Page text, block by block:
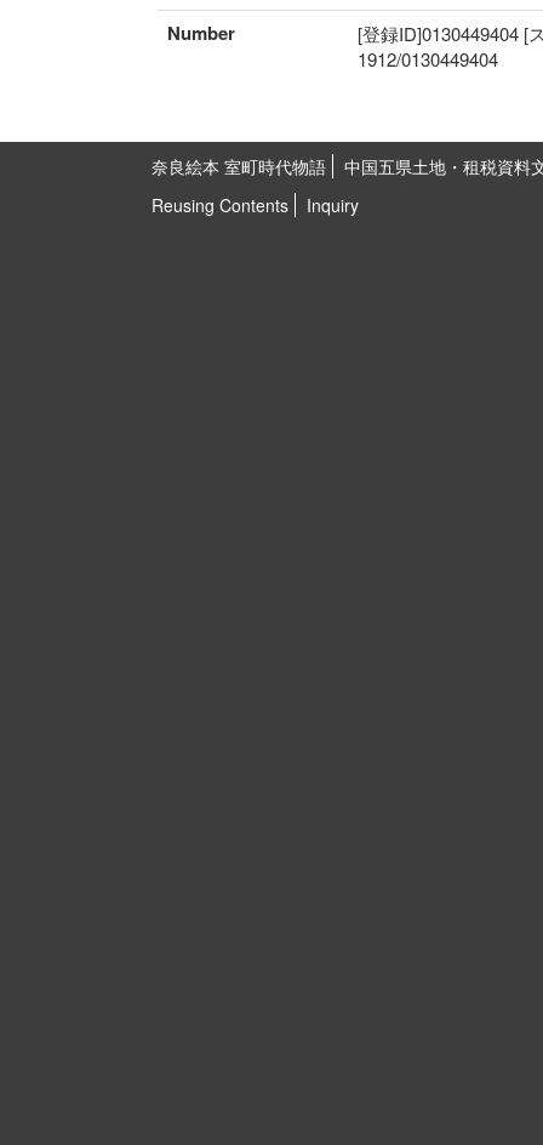
Number
[登録ID]0130449404 [
1912/0130449404
奈良絵本 室町時代物語
中国五県土地・租税資料
Reusing Contents
Inquiry